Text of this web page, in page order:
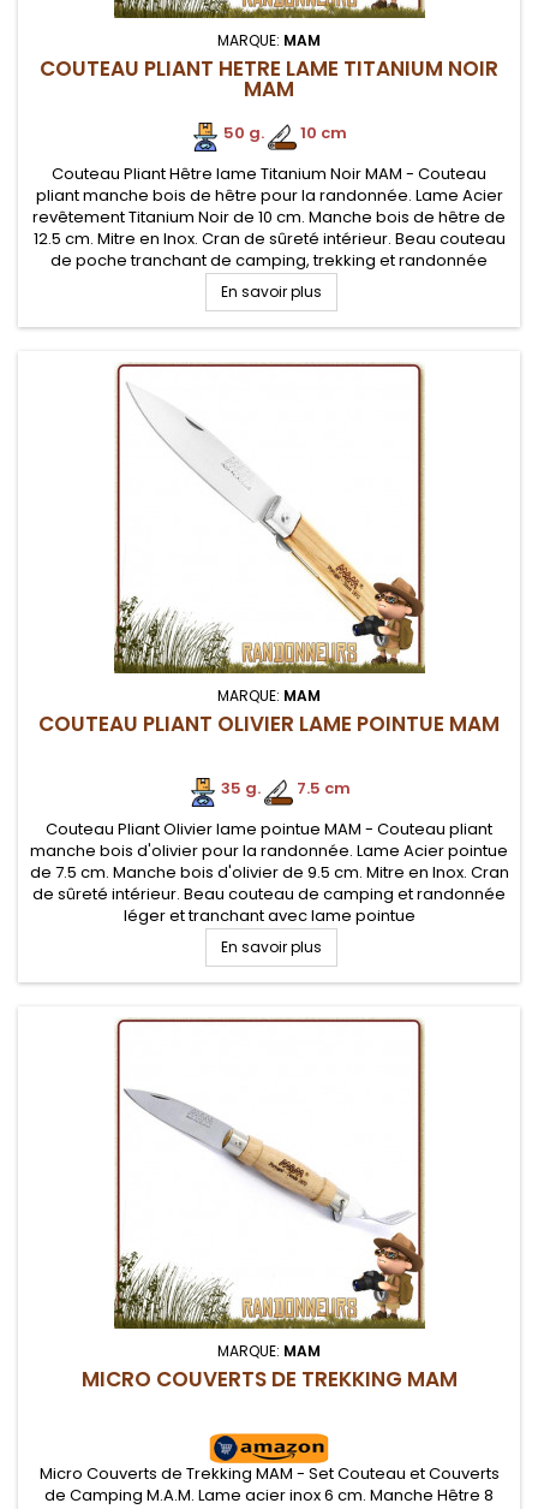
MARQUE: MAM
COUTEAU PLIANT HETRE LAME TITANIUM NOIR
MAM
50 g.
10 cm
Couteau Pliant Hêtre lame Titanium Noir MAM - Couteau
pliant manche bois de hêtre pour la randonnée. Lame Acier
revêtement Titanium Noir de 10 cm. Manche bois de hêtre de
12.5 cm. Mitre en Inox. Cran de sûreté intérieur. Beau couteau
de poche tranchant de camping, trekking et randonnée
légère
En savoir plus
MARQUE: MAM
COUTEAU PLIANT OLIVIER LAME POINTUE MAM
35 g.
7.5 cm
Couteau Pliant Olivier lame pointue MAM - Couteau pliant
manche bois d'olivier pour la randonnée. Lame Acier pointue
de 7.5 cm. Manche bois d'olivier de 9.5 cm. Mitre en Inox. Cran
de sûreté intérieur. Beau couteau de camping et randonnée
léger et tranchant avec lame pointue
En savoir plus
MARQUE: MAM
MICRO COUVERTS DE TREKKING MAM
Micro Couverts de Trekking MAM - Set Couteau et Couverts
de Camping M.A.M. Lame acier inox 6 cm. Manche Hêtre 8